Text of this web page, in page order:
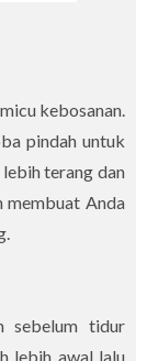
kebosanan.
pindah untuk
terang dan
membuat Anda
sebelum tidur
lebih awal lalu